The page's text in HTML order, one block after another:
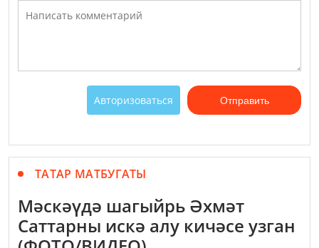
Авторизоваться Отправить
ТАТАР МАТБУГАТЫ
Мәскәүдә шагыйрь Әхмәт
Саттарны искә алу кичәсе узган